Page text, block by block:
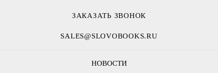
НОВОСТИ
ЗАКАЗАТЬ ЗВОНОК
SALES@SLOVOBOOKS.RU